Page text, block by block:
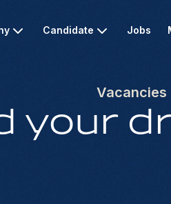
Candidate Jobs
Vacancies
your